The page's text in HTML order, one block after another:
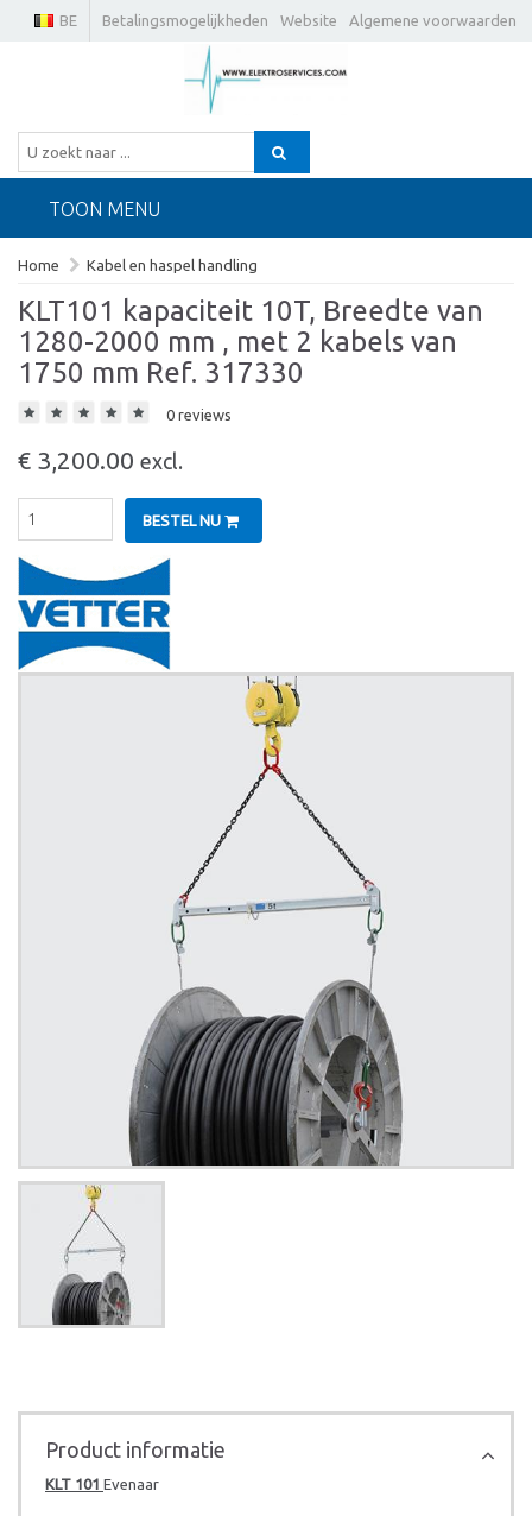
Betalingsmogelijkheden Website Algemene voorwaarden
BE
TOON MENU
Home Kabel en haspel handling
KLT101 kapaciteit 10T, Breedte van
1280-2000 mm , met 2 kabels van
1750 mm Ref. 317330
0 reviews
€ 3,200.00 excl.
BESTEL NU
Product informatie
KLT 101 Evenaar